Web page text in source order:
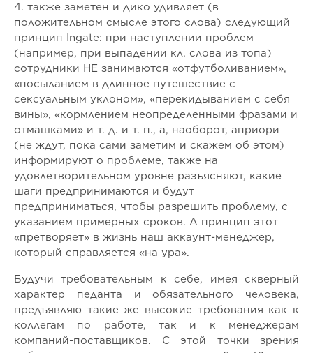
4. также заметен и дико удивляет (в
положительном смысле этого слова) следующий
принцип Ingate: при наступлении проблем
(например, при выпадении кл. слова из топа)
сотрудники НЕ занимаются «отфутболиванием»,
«посыланием в длинное путешествие с
сексуальным уклоном», «перекидыванием с себя
вины», «кормлением неопределенными фразами и
отмашками» и т. д. и т. п., а, наоборот, априори
(не ждут, пока сами заметим и скажем об этом)
информируют о проблеме, также на
удовлетворительном уровне разъясняют, какие
шаги предпринимаются и будут
предприниматься, чтобы разрешить проблему, с
указанием примерных сроков. А принцип этот
«претворяет» в жизнь наш аккаунт-менеджер,
который справляется «на ура».
Будучи требовательным к себе, имея скверный
характер педанта и обязательного человека,
предъявляю такие же высокие требования как к
коллегам по работе, так и к менеджерам
компаний-поставщиков. С этой точки зрения